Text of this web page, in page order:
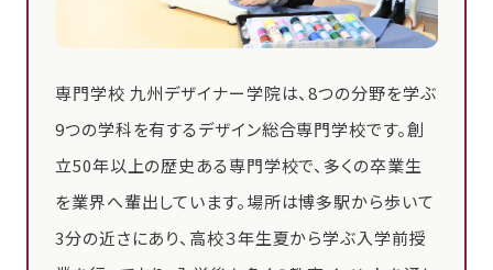
専門学校 九州デザイナー学院は、8つの分野を学ぶ
9つの学科を有するデザイン総合専門学校です。創
立50年以上の歴史ある専門学校で、多くの卒業生
を業界へ輩出しています。場所は博多駅から歩いて
3分の近さにあり、高校３年生夏から学ぶ入学前授